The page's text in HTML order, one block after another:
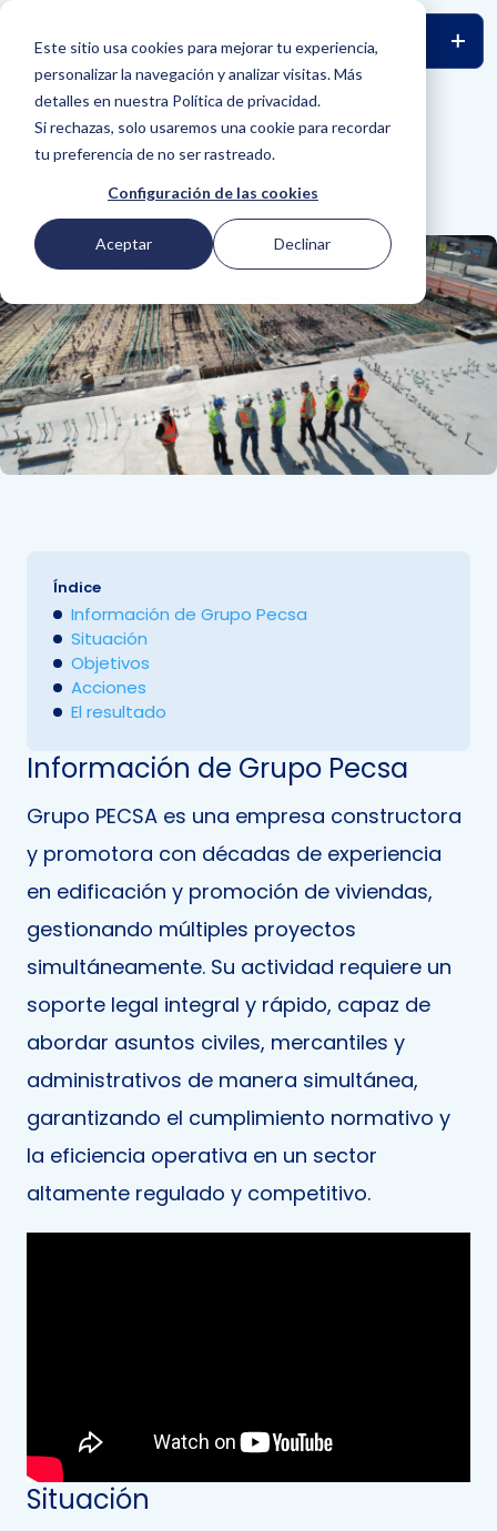
Este sitio usa cookies para mejorar tu experiencia,
personalizar la navegación y analizar visitas. Más
detalles en nuestra Política de privacidad.
Si rechazas, solo usaremos una cookie para recordar
tu preferencia de no ser rastreado.
Configuración de las cookies
Aceptar Declinar
VOLVER
Grupo Pecsa
Información de Grupo Pecsa
Grupo PECSA es una empresa constructora
y promotora con décadas de experiencia
en edificación y promoción de viviendas,
gestionando múltiples proyectos
simultáneamente. Su actividad requiere un
soporte legal integral y rápido, capaz de
abordar asuntos civiles, mercantiles y
administrativos de manera simultánea,
garantizando el cumplimiento normativo y
la eficiencia operativa en un sector
altamente regulado y competitivo.
Situación
Índice
Información de Grupo Pecsa
Situación
Objetivos
Acciones
El resultado